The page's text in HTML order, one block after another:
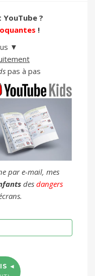
?
!
▼
pas à pas
par e-mail, mes
des dangers
◄